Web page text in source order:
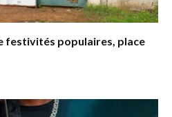
festivités populaires, place